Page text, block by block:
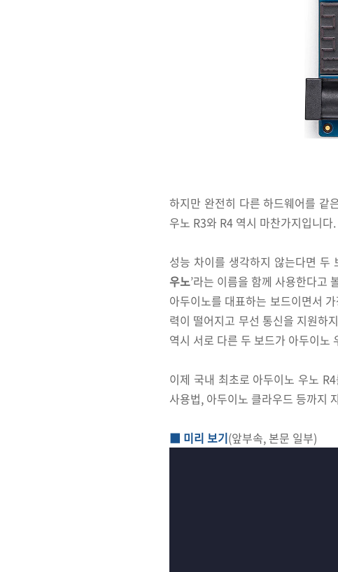
하지만 완전히 다른 하드웨어를 같
우노 R3와 R4 역시 마찬가지입니다.
성능 차이를 생각하지 않는다면 두
우노’라는 이름을 함께 사용한다고
아두이노를 대표하는 보드이면서
력이 떨어지고 무선 통신을 지원하
역시 서로 다른 두 보드가 아두이노
이제 국내 최초로 아두이노 우노
사용법, 아두이노 클라우드 등까지
■ 미리 보기(앞부속, 본문 일부)